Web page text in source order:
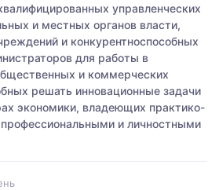
управленческих
и местных органов власти,
и конкурентноспособных
для работы в
и коммерческих
решать инновационные задачи
экономики, владеющих практико-
и личностными